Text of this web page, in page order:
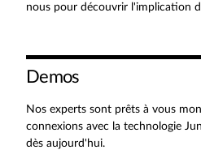
nous pour découvrir l'implication
Demos
Nos experts sont prêts à vous
connexions avec la technologie
dès aujourd'hui.